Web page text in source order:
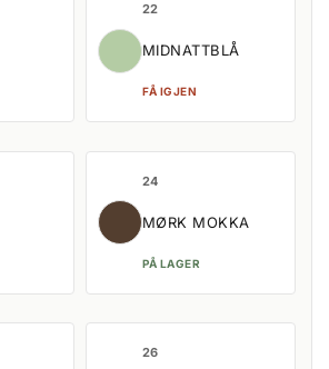
22
MIDNATTBLÅ
FÅ IGJEN
24
MØRK MOKKA
PÅ LAGER
26